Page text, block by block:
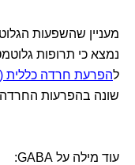
מעניין שהשפעות
נמצא כי תרופות
להפרעת חרדה כללית (GAD)
שונה בהפרעות החרדה
עוד מילה על GABA: